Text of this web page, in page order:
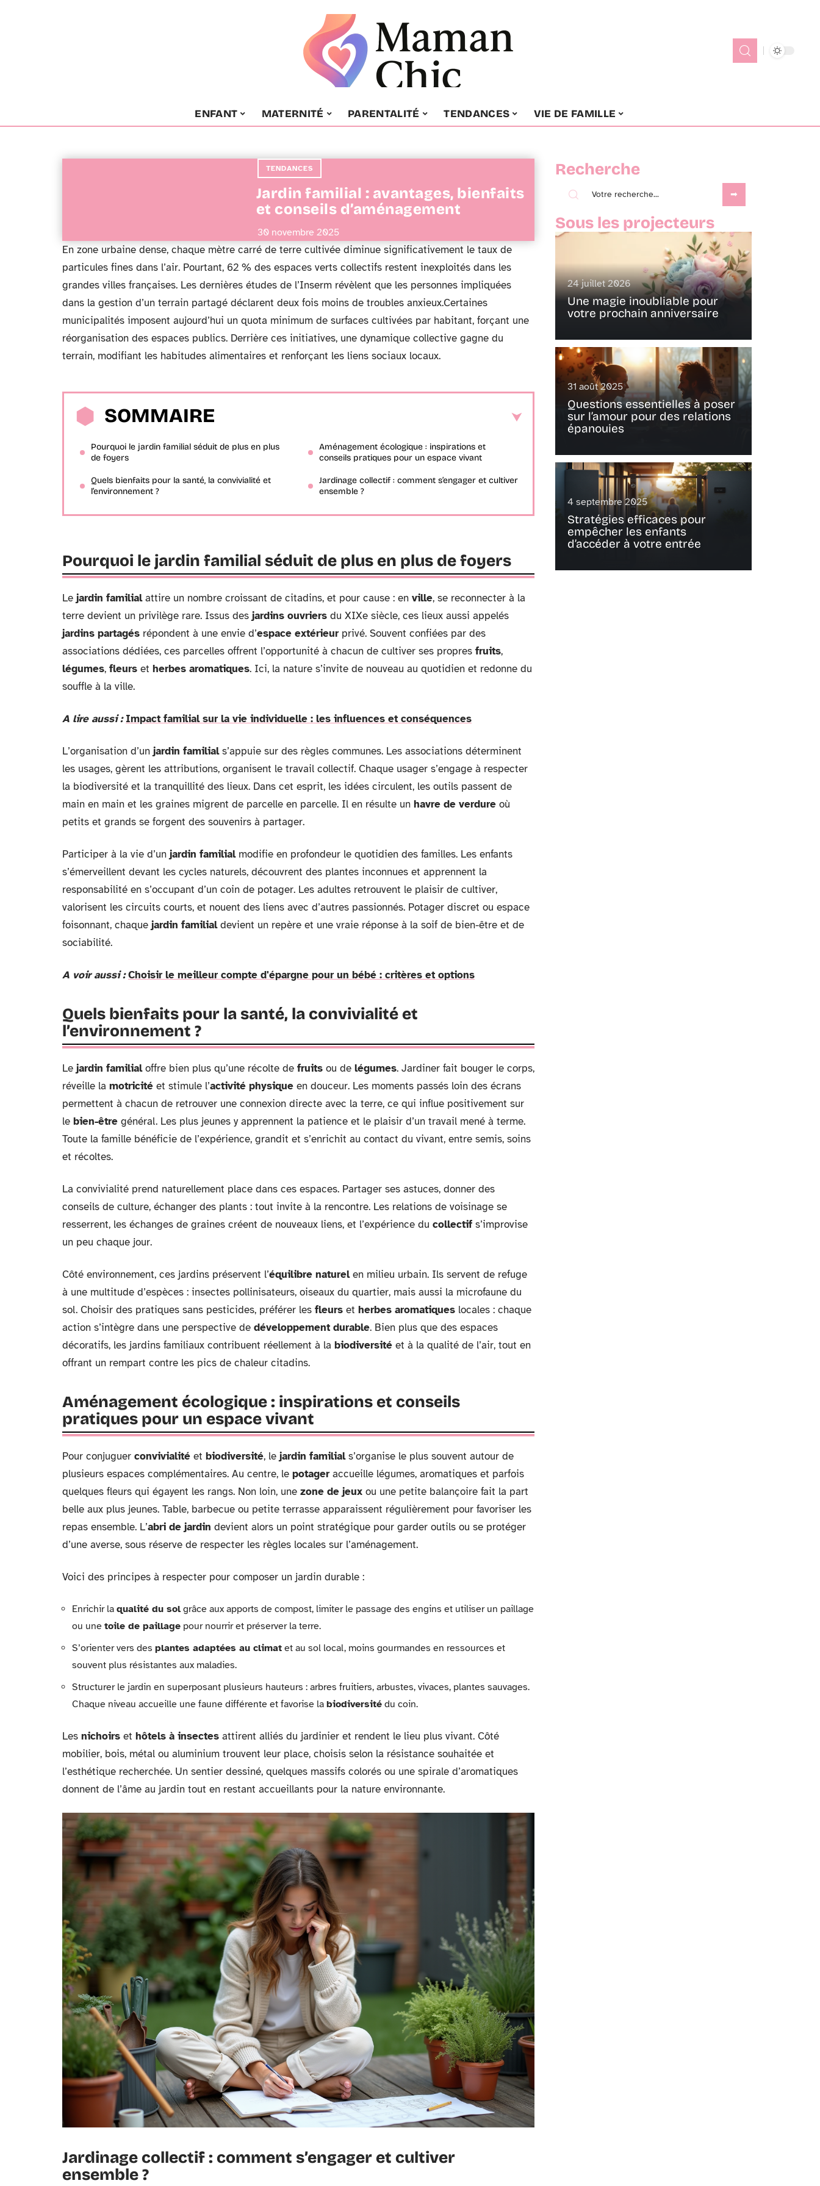
ENFANT MATERNITÉ PARENTALITÉ TENDANCES VIE DE FAMILLE
TENDANCES
Jardin familial : avantages, bienfaits
et conseils d’aménagement
30 novembre 2025
En zone urbaine dense, chaque mètre carré de terre cultivée diminue significativement le taux de
particules fines dans l’air. Pourtant, 62 % des espaces verts collectifs restent inexploités dans les
grandes villes françaises. Les dernières études de l’Inserm révèlent que les personnes impliquées
dans la gestion d’un terrain partagé déclarent deux fois moins de troubles anxieux.Certaines
municipalités imposent aujourd’hui un quota minimum de surfaces cultivées par habitant, forçant une
réorganisation des espaces publics. Derrière ces initiatives, une dynamique collective gagne du
terrain, modifiant les habitudes alimentaires et renforçant les liens sociaux locaux.
SOMMAIRE
Pourquoi le jardin familial séduit de plus en plus
de foyers
Quels bienfaits pour la santé, la convivialité et
l’environnement ?
Aménagement écologique : inspirations et
conseils pratiques pour un espace vivant
Jardinage collectif : comment s’engager et cultiver
ensemble ?
Pourquoi le jardin familial séduit de plus en plus de foyers
Le jardin familialattire un nombre croissant de citadins, et pour cause : en ville, se reconnecter à la
terre devient un privilège rare. Issus des jardins ouvriers du XIXe siècle, ces lieux aussi appelés
jardins partagés répondent à une envie d’espace extérieur privé. Souvent confiées par des
associations dédiées, ces parcelles offrent l’opportunité à chacun de cultiver ses propres fruits,
légumes, fleurs et herbes aromatiques. Ici, la nature s’invite de nouveau au quotidien et redonne du
souffle à la ville.
A lire aussi : Impact familial sur la vie individuelle : les influences et conséquences
L’organisation d’un jardin familials’appuie sur des règles communes. Les associations déterminent
les usages, gèrent les attributions, organisent le travail collectif. Chaque usager s’engage à respecter
la biodiversité et la tranquillité des lieux. Dans cet esprit, les idées circulent, les outils passent de
main en main et les graines migrent de parcelle en parcelle. Il en résulte un havre de verdure où
petits et grands se forgent des souvenirs à partager.
Participer à la vie d’un jardin familialmodifie en profondeur le quotidien des familles. Les enfants
s’émerveillent devant les cycles naturels, découvrent des plantes inconnues et apprennent la
responsabilité en s’occupant d’un coin de potager. Les adultes retrouvent le plaisir de cultiver,
valorisent les circuits courts, et nouent des liens avec d’autres passionnés. Potager discret ou espace
foisonnant, chaque jardin familialdevient un repère et une vraie réponse à la soif de bien-être et de
sociabilité.
A voir aussi : Choisir le meilleur compte d'épargne pour un bébé : critères et options
Quels bienfaits pour la santé, la convivialité et
l’environnement ?
Le jardin familialoffre bien plus qu’une récolte de fruits ou de légumes. Jardiner fait bouger le corps,
réveille la motricité et stimule l’activité physique en douceur. Les moments passés loin des écrans
permettent à chacun de retrouver une connexion directe avec la terre, ce qui influe positivement sur
le bien-être général. Les plus jeunes y apprennent la patience et le plaisir d’un travail mené à terme.
Toute la famille bénéficie de l’expérience, grandit et s’enrichit au contact du vivant, entre semis, soins
et récoltes.
La convivialité prend naturellement place dans ces espaces. Partager ses astuces, donner des
conseils de culture, échanger des plants : tout invite à la rencontre. Les relations de voisinage se
resserrent, les échanges de graines créent de nouveaux liens, et l’expérience du collectif s’improvise
un peu chaque jour.
Côté environnement, ces jardins préservent l’équilibre naturelen milieu urbain. Ils servent de refuge
à une multitude d’espèces : insectes pollinisateurs, oiseaux du quartier, mais aussi la microfaune du
sol. Choisir des pratiques sans pesticides, préférer les fleurs et herbes aromatiques locales : chaque
action s’intègre dans une perspective de développement durable. Bien plus que des espaces
décoratifs, les jardins familiaux contribuent réellement à la biodiversité et à la qualité de l’air, tout en
offrant un rempart contre les pics de chaleur citadins.
Aménagement écologique : inspirations et conseils
pratiques pour un espace vivant
Pour conjuguer convivialité et biodiversité, le jardin familials’organise le plus souvent autour de
plusieurs espaces complémentaires. Au centre, le potager accueille légumes, aromatiques et parfois
quelques fleurs qui égayent les rangs. Non loin, une zone de jeux ou une petite balançoire fait la part
belle aux plus jeunes. Table, barbecue ou petite terrasse apparaissent régulièrement pour favoriser les
repas ensemble. L’abri de jardin devient alors un point stratégique pour garder outils ou se protéger
d’une averse, sous réserve de respecter les règles locales sur l’aménagement.
Voici des principes à respecter pour composer un jardin durable :
Enrichir la qualité du sol grâce aux apports de compost, limiter le passage des engins et utiliser un paillage
ou une toile de paillage pour nourrir et préserver la terre.
S’orienter vers des plantes adaptées au climat et au sol local, moins gourmandes en ressources et
souvent plus résistantes aux maladies.
Structurer le jardin en superposant plusieurs hauteurs : arbres fruitiers, arbustes, vivaces, plantes sauvages.
Chaque niveau accueille une faune différente et favorise la biodiversité du coin.
Les nichoirs et hôtels à insectes attirent alliés du jardinier et rendent le lieu plus vivant. Côté
mobilier, bois, métal ou aluminium trouvent leur place, choisis selon la résistance souhaitée et
l’esthétique recherchée. Un sentier dessiné, quelques massifs colorés ou une spirale d’aromatiques
donnent de l’âme au jardin tout en restant accueillants pour la nature environnante.
Jardinage collectif : comment s’engager et cultiver
ensemble ?
Recherche
Sous les projecteurs
24 juillet 2026
Une magie inoubliable pour
votre prochain anniversaire
31 août 2025
Questions essentielles à poser
sur l’amour pour des relations
épanouies
4 septembre 2025
Stratégies efficaces pour
empêcher les enfants
d’accéder à votre entrée